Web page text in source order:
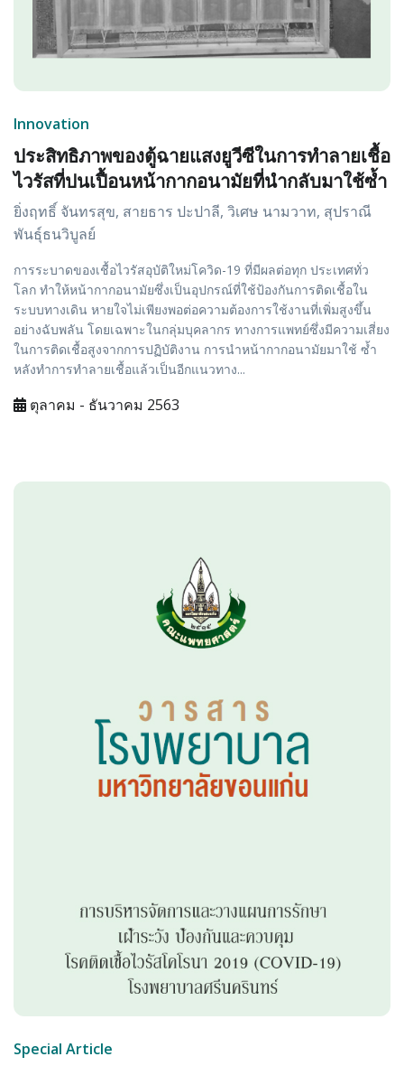
Innovation
ประสิทธิภาพของตู้ฉายแสงยูวีซีในการทำลายเชื้อ
ไวรัสที่ปนเปื้อนหน้ากากอนามัยที่นำกลับมาใช้ซํ้า
ยิ่งฤทธิ์ จันทรสุข, สายธาร ปะปาลี, วิเศษ นามวาท, สุปราณี
พันธุ์ธนวิบูลย์
การระบาดของเชื้อไวรัสอุบัติใหม่โควิด-19 ที่มีผลต่อทุก ประเทศทั่ว
โลก ทำให้หน้ากากอนามัยซึ่งเป็นอุปกรณ์ที่ใช้ป้องกันการติดเชื้อใน
ระบบทางเดิน หายใจไม่เพียงพอต่อความต้องการใช้งานที่เพิ่มสูงขึ้น
อย่างฉับพลัน โดยเฉพาะในกลุ่มบุคลากร ทางการแพทย์ซึ่งมีความเสี่ยง
ในการติดเชื้อสูงจากการปฏิบัติงาน การนำหน้ากากอนามัยมาใช้ ซํ้า
หลังทำการทำลายเชื้อแล้วเป็นอีกแนวทาง...
ตุลาคม - ธันวาคม 2563
Special Article